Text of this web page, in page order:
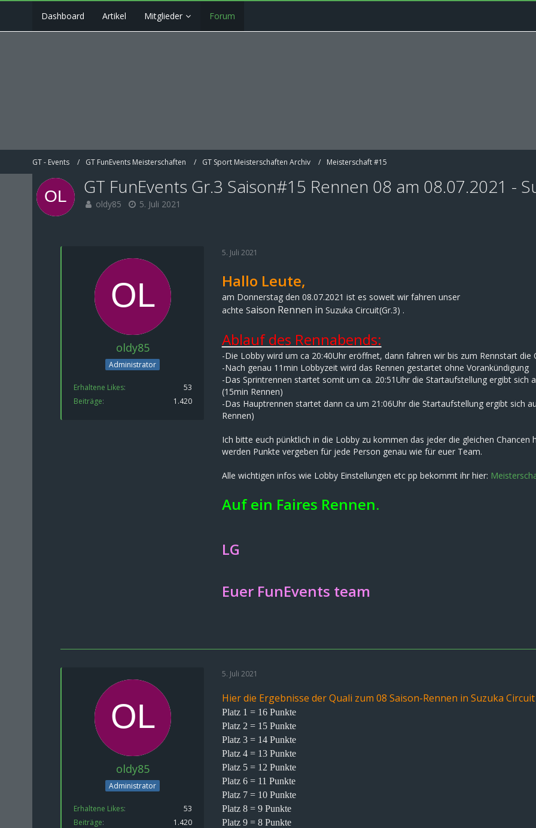
Dashboard Artikel Mitglieder Forum
GT - Events GT FunEvents Meisterschaften GT Sport Meisterschaften Archiv Meisterschaft #15
GT FunEvents Gr.3 Saison#15 Rennen 08 am 08.07.2021 -
oldy85 5. Juli 2021
oldy85
Administrator
Erhaltene Likes
53
Beiträge
1.420
5. Juli 2021
Hallo Leute,
am Donnerstag den 08.07.2021 ist es soweit wir fahren unser
achte Saison Rennen in Suzuka Circuit(Gr.3) .
Ablauf des Rennabends:
-Die Lobby wird um ca 20:40Uhr eröffnet, dann fahren wir bis zum Rennstart die
-Nach genau 11min Lobbyzeit wird das Rennen gestartet ohne Vorankündigung
-Das Sprintrennen startet somit um ca. 20:51Uhr die Startaufstellung ergibt sich
(15min Rennen)
-Das Hauptrennen startet dann ca um 21:06Uhr die Startaufstellung ergibt sich
Rennen)
Ich bitte euch pünktlich in die Lobby zu kommen das jeder die gleichen
werden Punkte vergeben für jede Person genau wie für euer Team.
Alle wichtigen infos wie Lobby Einstellungen etc pp bekommt ihr hier:
Auf ein Faires Rennen.
LG
Euer FunEvents team
oldy85
Administrator
Erhaltene Likes
53
Beiträge
1.420
5. Juli 2021
Hier die Ergebnisse der Quali zum 08 Saison-Rennen in Suzuka Circuit
Platz 1 = 16 Punkte
Platz 2 = 15 Punkte
Platz 3 = 14 Punkte
Platz 4 = 13 Punkte
Platz 5 = 12 Punkte
Platz 6 = 11 Punkte
Platz 7 = 10 Punkte
Platz 8 = 9 Punkte
Platz 9 = 8 Punkte